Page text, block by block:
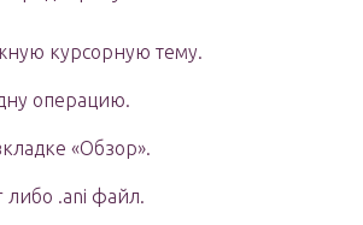
курсорную тему.
операцию.
«Обзор».
либо .ani файл.